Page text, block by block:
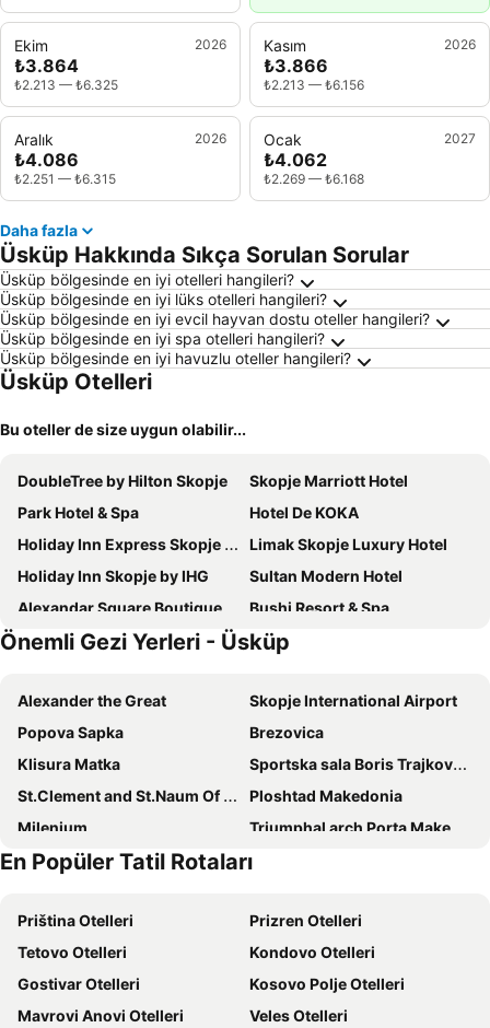
Ekim 2026
₺3.864
₺2.213 — ₺6.325
Kasım 2026
₺3.866
₺2.213 — ₺6.156
Aralık 2026
₺4.086
₺2.251 — ₺6.315
Ocak 2027
₺4.062
₺2.269 — ₺6.168
Daha fazla
Üsküp Hakkında Sıkça Sorulan Sorular
Üsküp bölgesinde en iyi otelleri hangileri?
Üsküp bölgesinde en iyi lüks otelleri hangileri?
Üsküp bölgesinde en iyi evcil hayvan dostu oteller hangileri?
Üsküp bölgesinde en iyi spa otelleri hangileri?
Üsküp bölgesinde en iyi havuzlu oteller hangileri?
Üsküp Otelleri
Bu oteller de size uygun olabilir...
DoubleTree by Hilton Skopje
Skopje Marriott Hotel
Park Hotel & Spa
Hotel De KOKA
Holiday Inn Express Skopje City Centre
Limak Skopje Luxury Hotel
Holiday Inn Skopje by IHG
Sultan Modern Hotel
Alexandar Square Boutique Hotel
Bushi Resort & Spa
Hotel Premium
Hotel Aristocrat & Fish Restaurant
Hotel Old Konak
Hotel Gold
Hotel Macedonia Square
Skopje Arch Residence
Hotel Castrum
Hotel City Park
Stone Bridge Hotel
Osten Art Hotel
Hotel London B&B
Next Door Park
City5 Rooms and Suits
AEN Hotel-Old City
Hotel Cara 28
Hotel Arka
Villa Nina Hotel & Lounge bar
Bliss Palace Hotel & Spa
Hotel Pine
Solun Hotel & SPA
Hotel Vila Silia
Hotel Tomce Sofka
Önemli Gezi Yerleri - Üsküp
Alexander the Great
Skopje International Airport
Popova Sapka
Brezovica
Klisura Matka
Sportska sala Boris Trajkovski
St.Clement and St.Naum Of Ohrid
Ploshtad Makedonia
Milenium
Triumphal arch Porta Makedonia
Nacionalna Galerija na Makedonija - Izložben prostor Cifte Amam
Georgi Pulevski
Nacionalni park Šar planina
En Popüler Tatil Rotaları
Priština Otelleri
Prizren Otelleri
Tetovo Otelleri
Kondovo Otelleri
Gostivar Otelleri
Kosovo Polje Otelleri
Mavrovi Anovi Otelleri
Veles Otelleri